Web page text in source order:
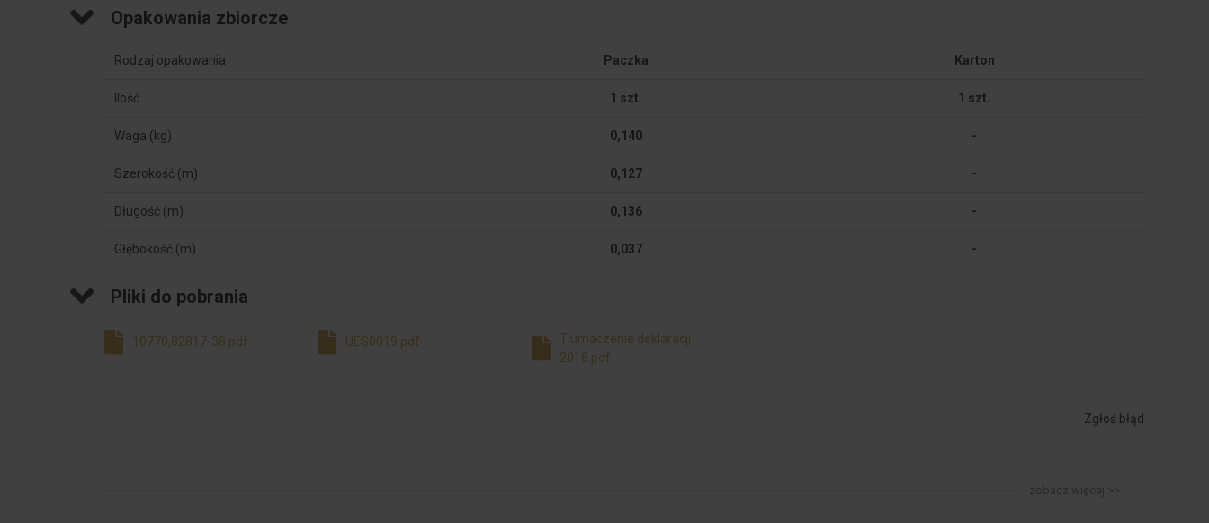
Opakowania zbiorcze
Rodzaj opakowania Paczka Karton
Ilość 1 szt. 1 szt.
Waga (kg) 0,140 -
Szerokość (m) 0,127 -
Długość (m) 0,136 -
Głębokość (m) 0,037 -
Pliki do pobrania
10770,82817-38.pdf UES0019.pdf
Tlumaczenie deklaracji
2016.pdf
Zgłoś błąd
zobacz więcej >>